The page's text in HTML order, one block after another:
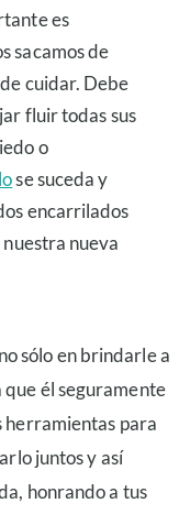
es
sacamos de
cuidar. Debe
fluir todas sus
o
se suceda y
encarrilados
nueva
sólo en brindarle a
él seguramente
herramientas para
juntos y así
honrando a tus